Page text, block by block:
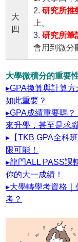
大
四
2.研究所推
上。
3.研究所筆
會用到微分
大學微積分的重要
▸GPA換算與計算
如此重要？
▸GPA成績重要嗎
來升學，甚至是求職
▸【TKB GPA全科
限可能！
▸龍門ALL PASS課
你的大一成績！
▸大學轉學考資格
考？